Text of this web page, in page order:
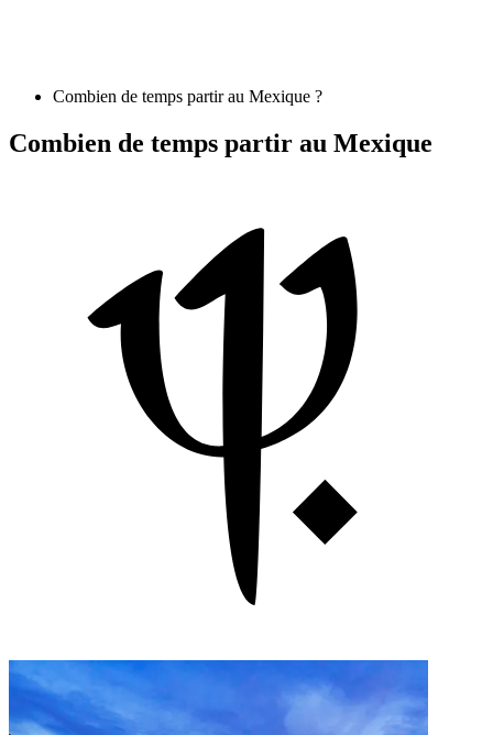
Combien de temps partir au Mexique ?
Combien de temps partir au Mexique